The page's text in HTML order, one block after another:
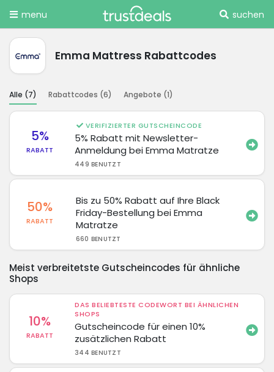
menu suchen
Emma Mattress Rabattcodes
Alle (7) Rabattcodes (6) Angebote (1)
5%
RABATT
VERIFIZIERTER GUTSCHEINCODE
5% Rabatt mit Newsletter-
Anmeldung bei Emma Matratze
449 BENUTZT
50%
RABATT
Bis zu 50% Rabatt auf Ihre Black
Friday-Bestellung bei Emma
Matratze
660 BENUTZT
Meist verbreitetste Gutscheincodes für ähnliche
Shops
10%
RABATT
DAS BELIEBTESTE CODEWORT BEI ÄHNLICHEN
SHOPS
Gutscheincode für einen 10%
zusätzlichen Rabatt
344 BENUTZT